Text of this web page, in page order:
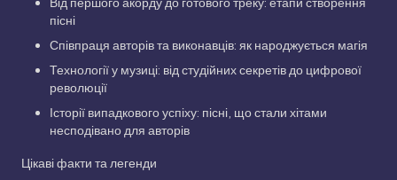
пісні
Співпраця авторів та виконавців: як народжується магія
Технології у музиці: від студійних секретів до цифрової
революції
Історії випадкового успіху: пісні, що стали хітами
несподівано для авторів
Цікаві факти та легенди